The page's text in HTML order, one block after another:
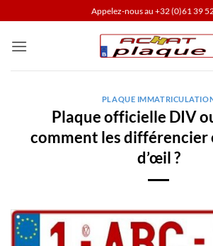
au
contenu
Appelez-nous au +32 (0)61 39
PLAQUE
Plaque officielle DIV
comment les différencier
d’œil ?